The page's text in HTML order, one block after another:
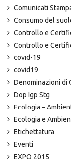
Comunicati
Consumo del
Controllo e
Controllo e
covid-19
covid19
Denominazioni di
Dop Igp Stg
Ecologia –
Ecologia e
Etichettatura
Eventi
EXPO 2015